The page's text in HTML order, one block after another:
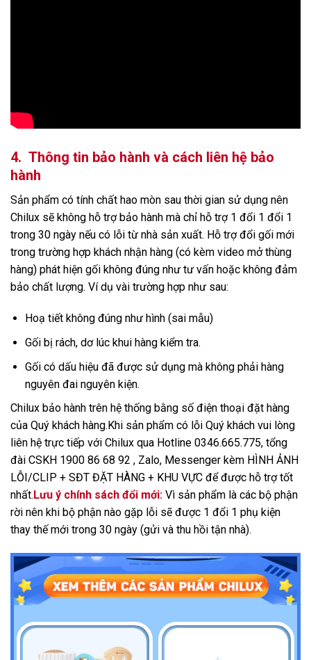
4. Thông tin bảo hành và cách liên hệ bảo
hành
Sản phẩm có tính chất hao mòn sau thời gian sử dụng nên
Chilux sẽ không hỗ trợ bảo hành mà chỉ hỗ trợ 1 đổi 1 đổi 1
trong 30 ngày nếu có lỗi từ nhà sản xuất. Hỗ trợ đổi gối mới
trong trường hợp khách nhận hàng (có kèm video mở thùng
hàng) phát hiện gối không đúng như tư vấn hoặc không đảm
bảo chất lượng. Ví dụ vài trường hợp như sau:
Hoạ tiết không đúng như hình (sai mẫu)
Gối bị rách, dơ lúc khui hàng kiểm tra.
Gối có dấu hiệu đã được sử dụng mà không phải hàng
nguyên đai nguyên kiện.
Chilux bảo hành trên hệ thống bằng số điện thoại đặt hàng
của Quý khách hàng.Khi sản phẩm có lỗi Quý khách vui lòng
liên hệ trực tiếp với Chilux qua Hotline 0346.665.775, tổng
đài CSKH 1900 86 68 92 , Zalo, Messenger kèm HÌNH ẢNH
LỖI/CLIP + SĐT ĐẶT HÀNG + KHU VỰC để được hỗ trợ tốt
nhất. Lưu ý chính sách đổi mới: Vì sản phẩm là các bộ phận
rời nên khi bộ phận nào gặp lỗi sẽ được 1 đổi 1 phụ kiện
thay thế mới trong 30 ngày (gửi và thu hồi tận nhà).